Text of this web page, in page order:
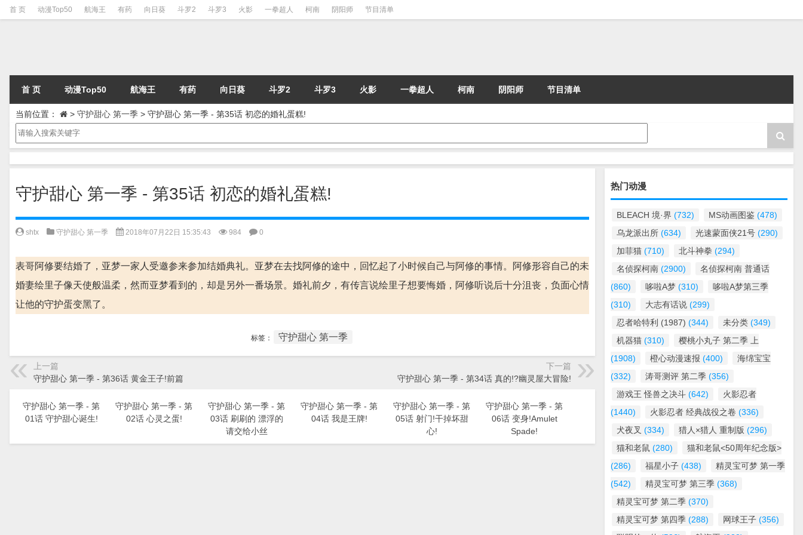
首 页 动漫Top50 航海王 有药 向日葵 斗罗2 斗罗3 火影 一拳超人 柯南 阴阳师 节目清单
首 页 动漫Top50 航海王 有药 向日葵 斗罗2 斗罗3 火影 一拳超人 柯南 阴阳师 节目清单
当前位置： > 守护甜心 第一季 > 守护甜心 第一季 - 第35话 初恋的婚礼蛋糕!
守护甜心 第一季 - 第35话 初恋的婚礼蛋糕!
shtx 守护甜心 第一季 2018年07月22日 15:35:43 984 0
表哥阿修要结婚了，亚梦一家人受邀参来参加结婚典礼。亚梦在去找阿修的途中，回忆起了小时候自己与阿修的事情。阿修形容自己的未
婚妻绘里子像天使般温柔，然而亚梦看到的，却是另外一番场景。婚礼前夕，有传言说绘里子想要悔婚，阿修听说后十分沮丧，负面心情
让他的守护蛋变黑了。
标签： 守护甜心 第一季
上一篇
守护甜心 第一季 - 第36话 黄金王子!前篇
下一篇
守护甜心 第一季 - 第34话 真的!?幽灵屋大冒险!
守护甜心 第一季 - 第
01话 守护甜心诞生!
守护甜心 第一季 - 第
02话 心灵之蛋!
守护甜心 第一季 - 第
03话 刷刷的 漂浮的
请交给小丝
守护甜心 第一季 - 第
04话 我是王牌!
守护甜心 第一季 - 第
05话 射门!干掉坏甜
心!
守护甜心 第一季 - 第
06话 变身!Amulet
Spade!
热门动漫
BLEACH 境·界 (732) MS动画图鉴 (478)
乌龙派出所 (634) 光速蒙面侠21号 (290)
加菲猫 (710) 北斗神拳 (294)
名侦探柯南 (2900)
名侦探柯南 普通话
(860)
哆啦A梦 (310)
哆啦A梦第三季
(310)
大志有话说 (299)
忍者哈特利 (1987) (344) 未分类 (349)
机器猫 (310)
樱桃小丸子 第二季 上
(1908)
橙心动漫速报 (400)
海绵宝宝
(332)
涛哥测评 第二季 (356)
游戏王 怪兽之决斗 (642)
火影忍者
(1440)
火影忍者 经典战役之卷 (336)
犬夜叉 (334) 猎人×猎人 重制版 (296)
猫和老鼠 (280)
猫和老鼠<50周年纪念版>
(286)
福星小子 (438)
精灵宝可梦 第一季
(542)
精灵宝可梦 第三季 (368)
精灵宝可梦 第二季 (370)
精灵宝可梦 第四季 (288) 网球王子 (356)